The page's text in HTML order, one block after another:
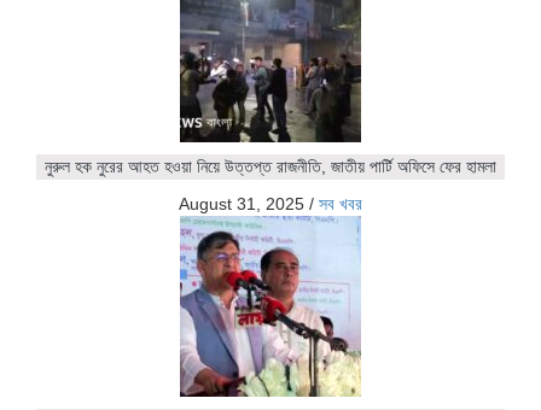
নুরুল হক নুরের আহত হওয়া নিয়ে উত্তপ্ত রাজনীতি, জাতীয় পার্টি অফিসে ফের হামলা
August 31, 2025 / সব খবর